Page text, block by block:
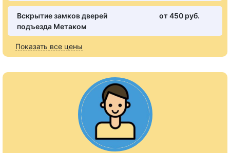
Вскрытие замков дверей
подъезда Метаком
от 450 pуб.
Показать все цены